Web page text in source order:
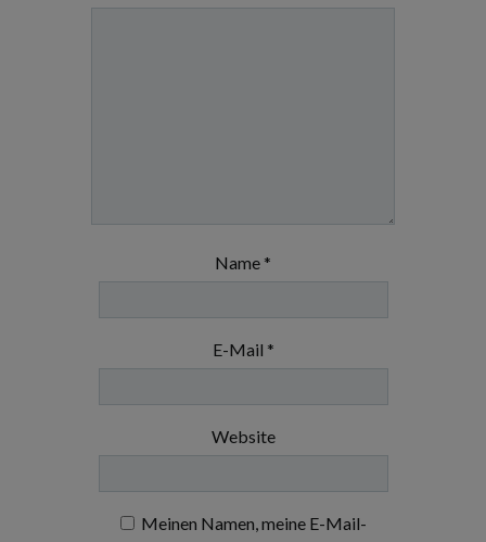
Name *
E-Mail *
Website
Meinen Namen, meine E-Mail-